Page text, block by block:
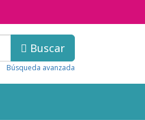
Buscar
Búsqueda avanzada